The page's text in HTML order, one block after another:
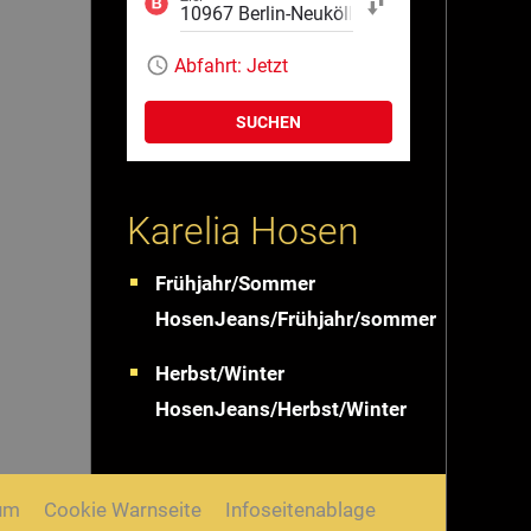
Start und Ziel tauschen
Abfahrt: Jetzt
SUCHEN
Karelia Hosen
Frühjahr/Sommer
HosenJeans/Frühjahr/sommer
Herbst/Winter
HosenJeans/Herbst/Winter
Cookie Warnseite Infoseitenablage